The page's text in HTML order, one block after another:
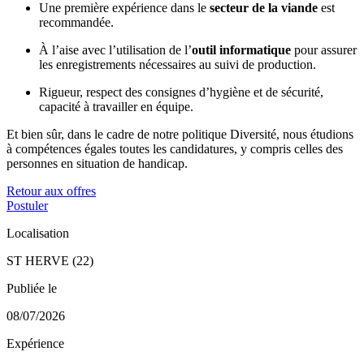
Une première expérience dans le secteur de la viande est
recommandée.
À l’aise avec l’utilisation de l’outil informatique pour assurer
les enregistrements nécessaires au suivi de production.
Rigueur, respect des consignes d’hygiène et de sécurité,
capacité à travailler en équipe.
Et bien sûr, dans le cadre de notre politique Diversité, nous étudions
à compétences égales toutes les candidatures, y compris celles des
personnes en situation de handicap.
Retour aux offres
Postuler
Localisation
ST HERVE (22)
Publiée le
08/07/2026
Expérience